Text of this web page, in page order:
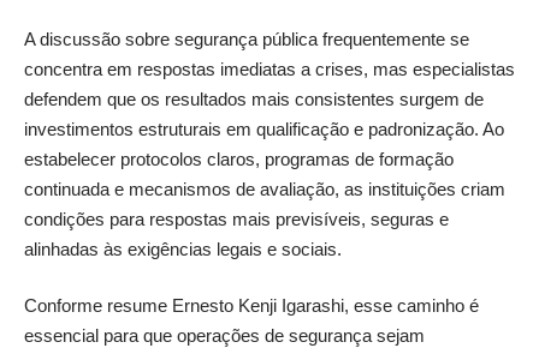
A discussão sobre segurança pública frequentemente se
concentra em respostas imediatas a crises, mas especialistas
defendem que os resultados mais consistentes surgem de
investimentos estruturais em qualificação e padronização. Ao
estabelecer protocolos claros, programas de formação
continuada e mecanismos de avaliação, as instituições criam
condições para respostas mais previsíveis, seguras e
alinhadas às exigências legais e sociais.
Conforme resume Ernesto Kenji Igarashi, esse caminho é
essencial para que operações de segurança sejam